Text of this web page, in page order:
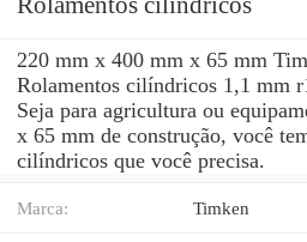
220 mm x 400 mm x 65 mm
Rolamentos cilíndricos 1,1 mm
Seja para agricultura ou
x 65 mm de construção, você
cilíndricos que você precisa.
Marca: Timken